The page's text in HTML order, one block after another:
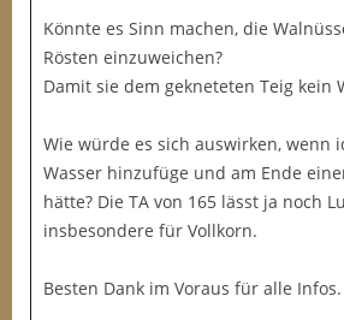
Könnte es Sinn machen, die
Rösten einzuweichen?
Damit sie dem gekneteten Teig kein
Wie würde es sich auswirken, wenn
Wasser hinzufüge und am Ende
hätte? Die TA von 165 lässt ja noch
insbesondere für Vollkorn.
Besten Dank im Voraus für alle Infos.